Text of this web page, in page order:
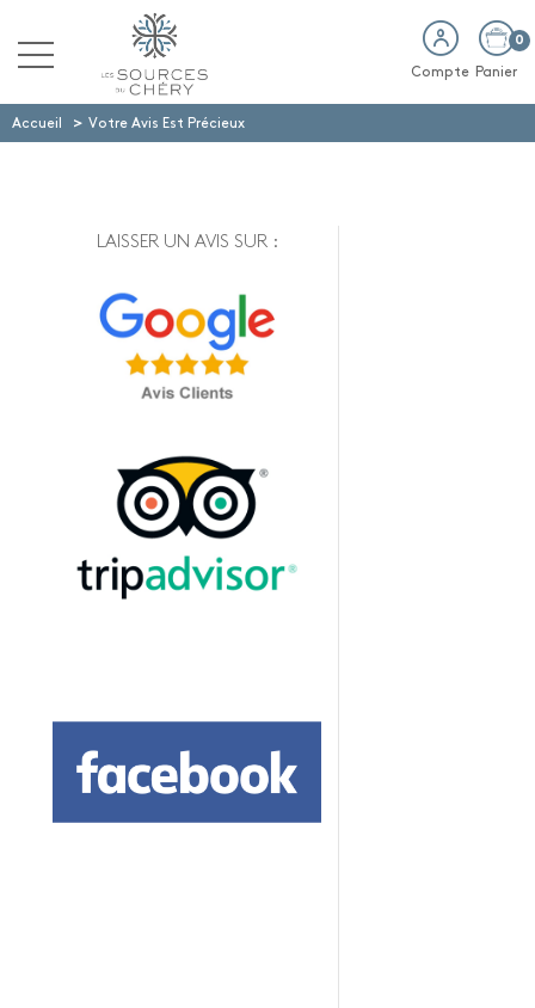
Compte
0
Panier
Accueil > Votre Avis Est Précieux
LAISSER UN AVIS SUR :